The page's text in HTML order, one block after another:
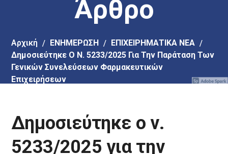
Άρθρο
Αρχική EΝΗΜΕΡΩΣΗ
ΕΠΙΧΕΙΡΗΜΑΤΙΚΑ ΝΕΑ
Δημοσιεύτηκε Ο Ν. 5233/2025 Για Την Παράταση Των
Γενικών Συνελεύσεων Φαρμακευτικών
Επιχειρήσεων
Δημοσιεύτηκε ο ν.
5233/2025 για την